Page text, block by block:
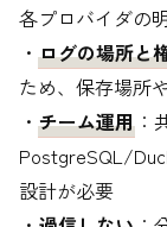
各プロバイダの
・ ログの場所と
ため、保存場所
・ チーム運用 ：
PostgreSQL/
設計が必要